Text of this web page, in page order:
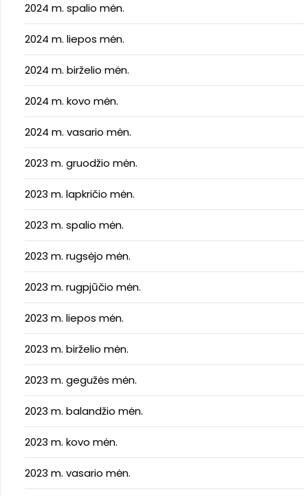
2024 m. spalio mėn.
2024 m. liepos mėn.
2024 m. birželio mėn.
2024 m. kovo mėn.
2024 m. vasario mėn.
2023 m. gruodžio mėn.
2023 m. lapkričio mėn.
2023 m. spalio mėn.
2023 m. rugsėjo mėn.
2023 m. rugpjūčio mėn.
2023 m. liepos mėn.
2023 m. birželio mėn.
2023 m. gegužės mėn.
2023 m. balandžio mėn.
2023 m. kovo mėn.
2023 m. vasario mėn.